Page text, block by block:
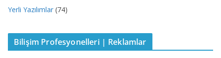
Yerli Yazılımlar (74)
Bilişim Profesyonelleri | Reklamlar